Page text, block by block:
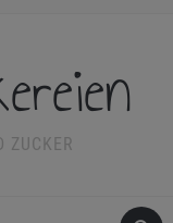
ZUCKER